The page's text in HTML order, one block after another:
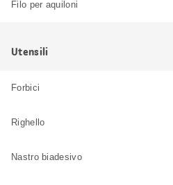
Filo per aquiloni
Utensili
Forbici
Righello
Nastro biadesivo